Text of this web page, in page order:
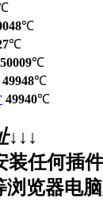
℃
℃
50009℃
49948℃
49940℃
↓↓↓
装任何插
浏览器电